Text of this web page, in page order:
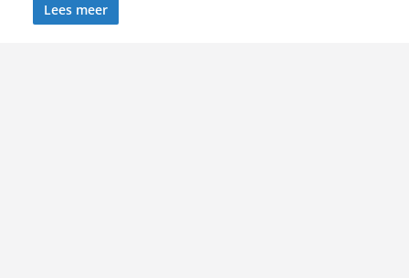
Lees meer